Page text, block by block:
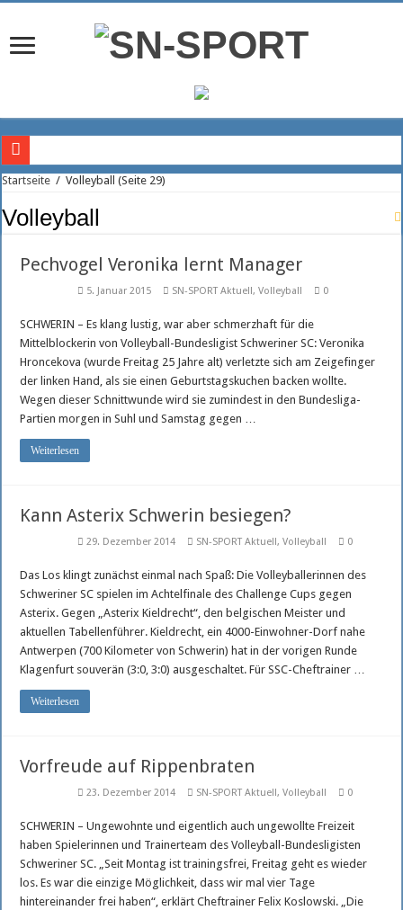
Doppelte US-Power im Angriff des SSC
Rückkehr in die Bundesliga
Fragezeichen auf der Diagonalposition
Christian Hüneburg wird neuer Geschäftsführer beim SSC Palmberg Schwerin
Brasilianischer Stürmer wechselt zum FCM
Maximilian Böttcher hält weiter den Kasten sauber
FCM Kapitän Tino Witkowski setzt Signal
Neues vom Reitsport
Nord Stream 2 bleibt beim SSC am Ball
Startseite / Volleyball (Seite 29)
Volleyball
Pechvogel Veronika lernt Manager
5. Januar 2015 SN-SPORT Aktuell,Volleyball 0
SCHWERIN – Es klang lustig, war aber schmerzhaft für die
Mittelblockerin von Volleyball-Bundesligist Schweriner SC: Veronika
Hroncekova (wurde Freitag 25 Jahre alt) verletzte sich am Zeigefinger
der linken Hand, als sie einen Geburtstagskuchen backen wollte.
Wegen dieser Schnittwunde wird sie zumindest in den Bundesliga-
Partien morgen in Suhl und Samstag gegen …
Weiterlesen
Kann Asterix Schwerin besiegen?
29. Dezember 2014 SN-SPORT Aktuell,Volleyball 0
Das Los klingt zunächst einmal nach Spaß: Die Volleyballerinnen des
Schweriner SC spielen im Achtelfinale des Challenge Cups gegen
Asterix. Gegen „Asterix Kieldrecht“, den belgischen Meister und
aktuellen Tabellenführer. Kieldrecht, ein 4000-Einwohner-Dorf nahe
Antwerpen (700 Kilometer von Schwerin) hat in der vorigen Runde
Klagenfurt souverän (3:0, 3:0) ausgeschaltet. Für SSC-Cheftrainer …
Weiterlesen
Vorfreude auf Rippenbraten
23. Dezember 2014 SN-SPORT Aktuell,Volleyball 0
SCHWERIN – Ungewohnte und eigentlich auch ungewollte Freizeit
haben Spielerinnen und Trainerteam des Volleyball-Bundesligisten
Schweriner SC. „Seit Montag ist trainingsfrei, Freitag geht es wieder
los. Es war die einzige Möglichkeit, dass wir mal vier Tage
hintereinander frei haben“, erklärt Cheftrainer Felix Koslowski. „Die